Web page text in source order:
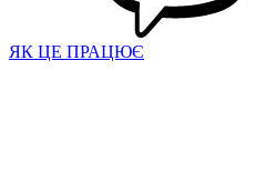
ЯК ЦЕ ПРАЦЮЄ